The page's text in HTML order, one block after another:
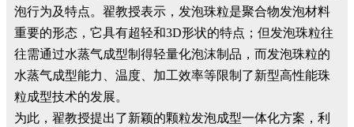
泡行为及特点。翟教授表示，发泡珠粒是聚合物发泡材料
重要的形态，它具有超轻和3D形状的特点；但发泡珠粒往
往需通过水蒸气成型制得轻量化泡沫制品，而发泡珠粒的
水蒸气成型能力、温度、加工效率等限制了新型高性能珠
粒成型技术的发展。
为此，翟教授提出了新颖的颗粒发泡成型一体化方案，利